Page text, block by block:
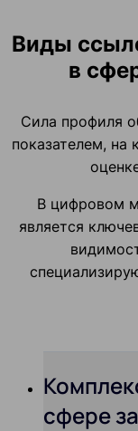
Виды
в
Сила профиля
показателем, на
В цифровом
является
сфере